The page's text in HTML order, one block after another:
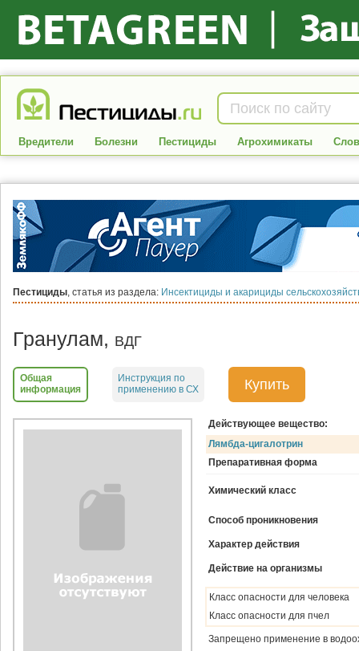
Вредители Болезни Пестициды Агрохимикаты
Пестициды, статья из раздела: Инсектициды и акарициды
Гранулам, ВДГ
Общая
информация
Инструкция по
применению в СХ
Купить
Действующее вещество:
Лямбда-цигалотрин
Препаративная форма
Химический класс
Способ проникновения
Характер действия
Действие на организмы
Класс опасности для человека
Класс опасности для пчел
Запрещено применение в